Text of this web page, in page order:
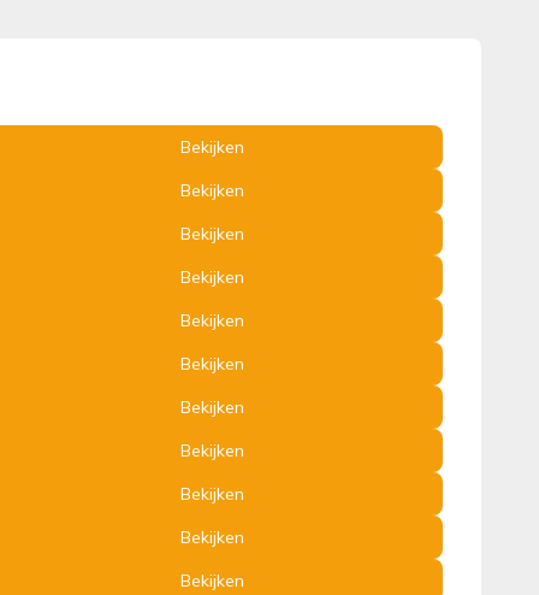
Bekijken
Bekijken
Bekijken
Bekijken
Bekijken
Bekijken
Bekijken
Bekijken
Bekijken
Bekijken
Bekijken